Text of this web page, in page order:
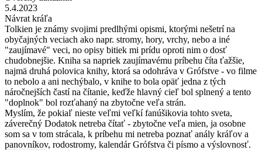
5.4.2023
Návrat kráľa
Tolkien je známy svojimi predlhými opismi, ktorými nešetrí na
obyčajných veciach ako napr. stromy, hory, vrchy, nebo a iné
"zaujímavé" veci, no opisy bitiek mi prídu oproti nim o dosť
chudobnejšie. Kniha sa napriek zaujímavému príbehu číta ťažšie,
najmä druhá polovica knihy, ktorá sa odohráva v Grófstve - vo filme
to nebolo a ani nechýbalo, v knihe to bola opäť jedna z tých
náročnejších častí na čítanie, keďže hlavný cieľ bol splnený a tento
"doplnok" bol rozťahaný na zbytočne veľa strán.
Myslím, že pokiaľ nieste veľmi veľkí fanúšikovia tohto sveta,
záverečný Dodatok netreba čítať - zbytočne veľa mien, ja osobne
som sa v tom strácala, k príbehu mi netreba poznať anály kráľov a
panovníkov, rodostromy, kalendár Grófstva či písmo a výslovnosť.